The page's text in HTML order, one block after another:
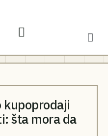
kupoprodaji
šta mora da